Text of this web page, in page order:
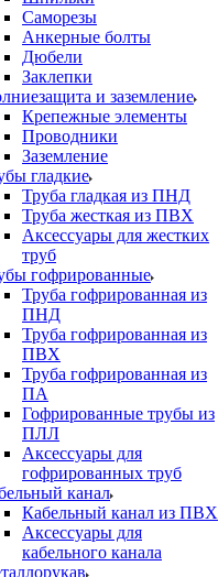
Саморезы
Анкерные болты
Дюбели
Заклепки
и заземление
Крепежные элементы
Проводники
Заземление
гладкие
Труба гладкая из ПНД
Труба жесткая из ПВХ
Аксессуары для жестких
труб
гофрированные
Труба гофрированная из
ПНД
Труба гофрированная из
ПВХ
Труба гофрированная из
ПА
Гофрированные трубы из
ПЛЛ
Аксессуары для
гофрированных труб
канал
Кабельный канал из ПВХ
Аксессуары для
кабельного канала